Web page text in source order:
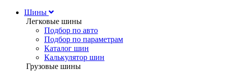
Шины
Легковые шины
Подбор по авто
Подбор по параметрам
Каталог шин
Калькулятор шин
Грузовые шины